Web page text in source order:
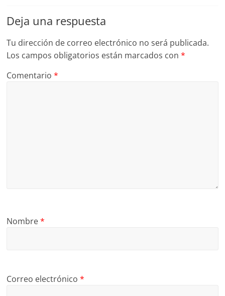
Deja una respuesta
Tu dirección de correo electrónico no será publicada.
Los campos obligatorios están marcados con*
Comentario*
Nombre*
Correo electrónico*